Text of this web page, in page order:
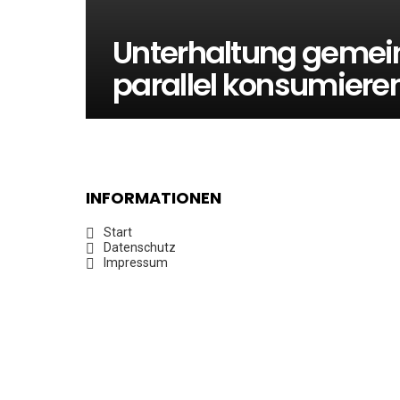
Unterhaltung
parallel
INFORMATIONEN
Start
Datenschutz
Impressum